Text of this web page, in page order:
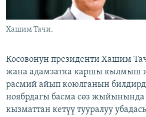
Хашим Тачи.
Косовонун президенти Хашим
жана адамзатка каршы кылмыш
расмий айып коюлганын
ноябрдагы басма сөз
кызматтан кетүү тууралуу